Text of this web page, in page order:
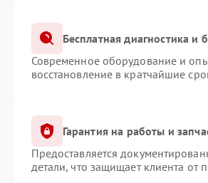
Бесплатная диагностика и
Современное оборудование и
восстановление в кратчайшие
Гарантия на работы и
Предоставляется
детали, что защищает клиента от